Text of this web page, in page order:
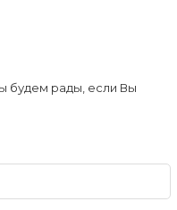
будем рады, если Вы